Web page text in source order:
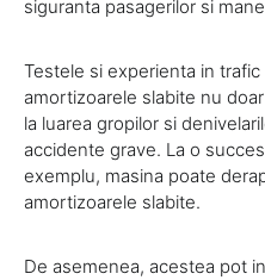
siguranta pasagerilor si
Testele si experienta in
amortizoarele slabite nu
la luarea gropilor si
accidente grave. La o
exemplu, masina poate
amortizoarele slabite.
De asemenea, acestea pot